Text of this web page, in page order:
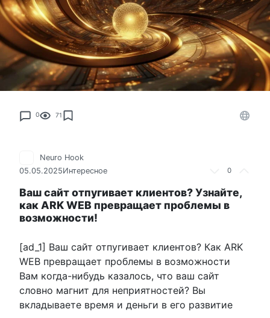
0 71
0
Neuro Hook
05.05.2025Интересное
Ваш сайт отпугивает клиентов? Узнайте,
как ARK WEB превращает проблемы в
возможности!
[ad_1] Ваш сайт отпугивает клиентов? Как ARK
WEB превращает проблемы в возможности
Вам когда-нибудь казалось, что ваш сайт
словно магнит для неприятностей? Вы
вкладываете время и деньги в его развитие